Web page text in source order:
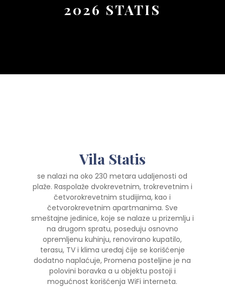
2026 STATIS
Vila Statis
se nalazi na oko 230 metara udaljenosti od
plaže. Raspolaže dvokrevetnim, trokrevetnim i
četvorokrevetnim studijima, kao i
četvorokrevetnim apartmanima. Sve
smeštajne jedinice, koje se nalaze u prizemlju i
na drugom spratu, poseduju osnovno
opremljenu kuhinju, renovirano kupatilo,
terasu, TV i klima uređaj čije se korišćenje
dodatno naplaćuje, Promena posteljine je na
polovini boravka a u objektu postoji i
mogućnost korišćenja WiFi interneta.